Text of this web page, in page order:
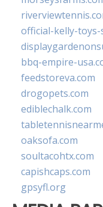
official-kelly-toys-
bbq-empire-
feedstoreva.com
drogopets.com
ediblechalk.com
oaksofa.com
soultacohtx.com
capishcaps.com
gpsyfl.org